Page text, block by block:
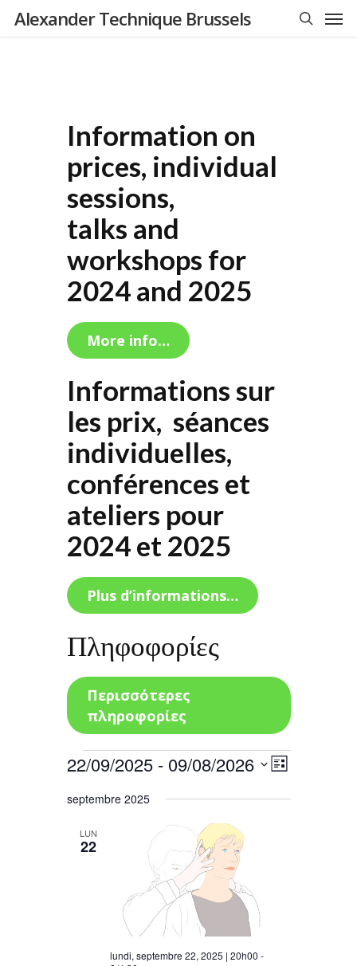
SkipAlexander Technique Brussels
Information on
prices, individual
sessions,
talks and
workshops for
2024 and 2025
More info…
Informations sur
les prix, séances
individuelles,
conférences et
ateliers pour
2024 et 2025
Plus d’informations…
Πληφοφορίες
Περισσότερες
πληροφορίες
Évènements
Navigation
vues
Liste
22/09/2025 - 09/08/2026
une
date.
septembre 2025
LUN
22
lundi, septembre 22, 2025 | 20h00 -